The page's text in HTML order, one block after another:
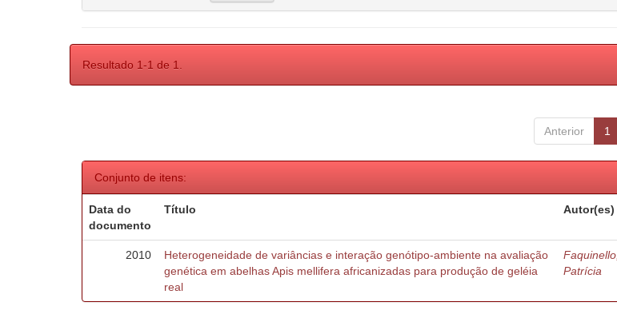
Resultado 1-1 de 1.
Anterior 1
Conjunto de itens:
Data do
documento
Título Autor(es)
2010
Heterogeneidade de variâncias e interação genótipo-ambiente na avaliação
genética em abelhas Apis mellifera africanizadas para produção de geléia
real
Faquinello,
Patrícia